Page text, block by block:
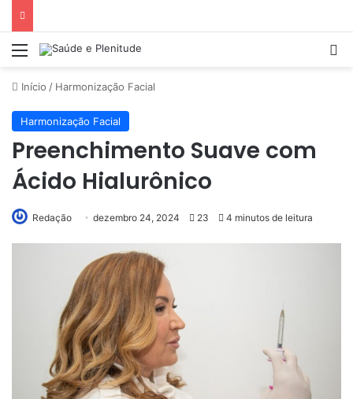
Menu
Início / Harmonização Facial
Harmonização Facial
Preenchimento Suave com
Ácido Hialurônico
Redação dezembro 24, 2024 23 4 minutos de leitura